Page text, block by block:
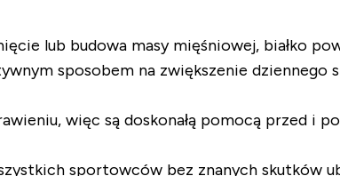
lub budowa masy mięśniowej, białko
sposobem na zwiększenie dziennego
więc są doskonałą pomocą przed i
sportowców bez znanych skutków